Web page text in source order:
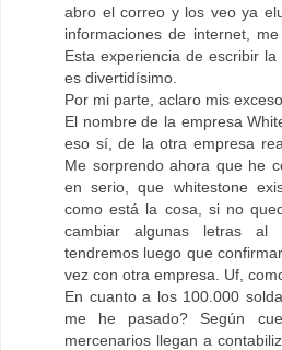
abro el correo y los veo ya
informaciones de internet,
Esta experiencia de escribir
es divertidísimo.
Por mi parte, aclaro mis
El nombre de la empresa
eso sí, de la otra empresa
Me sorprendo ahora que he
en serio, que whitestone
como está la cosa, si no
cambiar algunas letras al
tendremos luego que
vez con otra empresa. Uf,
En cuanto a los 100.000
me he pasado? Según
mercenarios llegan a